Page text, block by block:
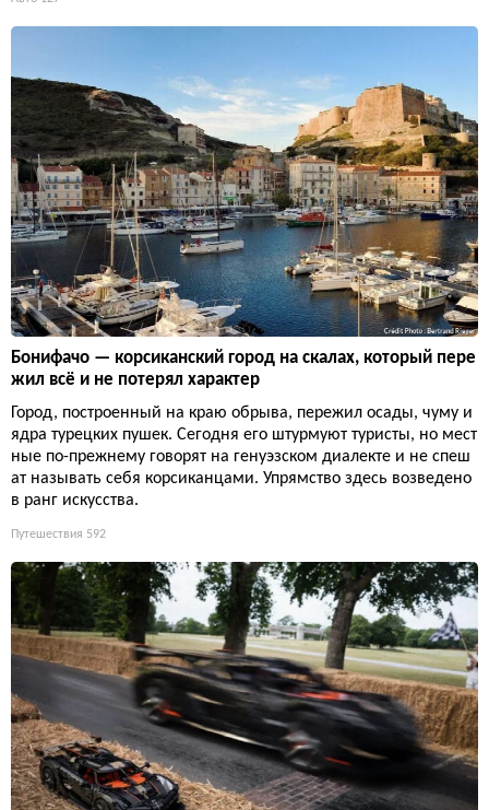
Бонифачо — корсиканский город на скалах, который пере
жил всё и не потерял характер
Город, построенный на краю обрыва, пережил осады, чуму и
ядра турецких пушек. Сегодня его штурмуют туристы, но мест
ные по-прежнему говорят на генуэзском диалекте и не спеш
ат называть себя корсиканцами. Упрямство здесь возведено
в ранг искусства.
Путешествия 592